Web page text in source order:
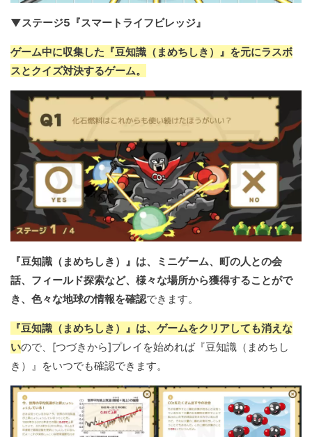
▼ステージ5『スマートライフビレッジ』
ゲーム中に収集した『豆知識（まめちしき）』を元にラスボ
スとクイズ対決するゲーム。
『豆知識（まめちしき）』は、ミニゲーム、町の人との会
話、フィールド探索など、様々な場所から獲得することがで
き、色々な地球の情報を確認できます。
『豆知識（まめちしき）』は、ゲームをクリアしても消えな
いので、[つづきから]プレイを始めれば『豆知識（まめちし
き）』をいつでも確認できます。